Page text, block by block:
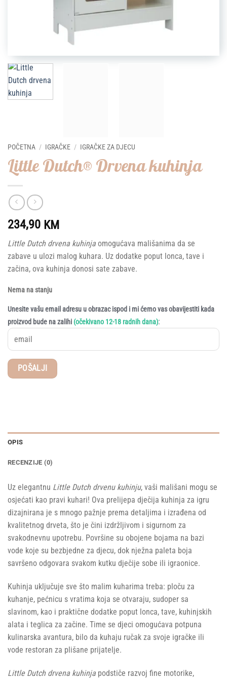
POČETNA / IGRAČKE / IGRAČKE ZA DJECU
Little Dutch® Drvena kuhinja
234,90 KM
Little Dutch drvena kuhinja omogućava mališanima da se
zabave u ulozi malog kuhara. Uz dodatke poput lonca, tave i
začina, ova kuhinja donosi sate zabave.
Nema na stanju
Unesite vašu email adresu u obrazac ispod i mi ćemo vas obavijestiti kada
proizvod bude na zalihi (očekivano 12-18 radnih dana):
OPIS
RECENZIJE (0)
Uz elegantnu Little Dutch drvenu kuhinju, vaši mališani mogu se
osjećati kao pravi kuhari! Ova prelijepa dječija kuhinja za igru
dizajnirana je s mnogo pažnje prema detaljima i izrađena od
kvalitetnog drveta, što je čini izdržljivom i sigurnom za
svakodnevnu upotrebu. Površine su obojene bojama na bazi
vode koje su bezbjedne za djecu, dok nježna paleta boja
savršeno odgovara svakom kutku dječije sobe ili igraonice.
Kuhinja uključuje sve što malim kuharima treba: ploču za
kuhanje, pećnicu s vratima koja se otvaraju, sudoper sa
slavinom, kao i praktične dodatke poput lonca, tave, kuhinjskih
alata i teglica za začine. Time se djeci omogućava potpuna
kulinarska avantura, bilo da kuhaju ručak za svoje igračke ili
vode restoran za plišane prijatelje.
Little Dutch drvena kuhinja podstiče razvoj fine motorike,